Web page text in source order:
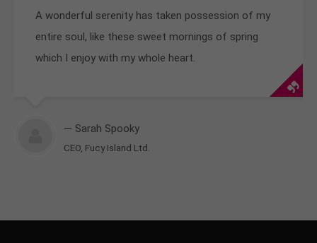
A wonderful serenity has taken possession of my
entire soul, like these sweet mornings of spring
which I enjoy with my whole heart.
— Sarah Spooky
CEO, Fucy Island Ltd.